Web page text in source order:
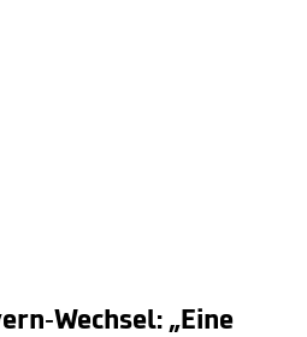
Wechsel: „Eine